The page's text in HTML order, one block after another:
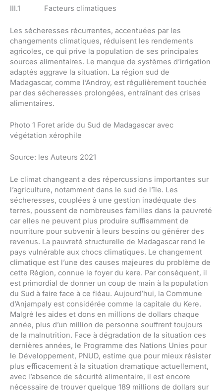
III.1 Facteurs climatiques
Les sécheresses récurrentes, accentuées par les
changements climatiques, réduisent les rendements
agricoles, ce qui prive la population de ses principales
sources alimentaires. Le manque de systèmes d’irrigation
adaptés aggrave la situation. La région sud de
Madagascar, comme l’Androy, est régulièrement touchée
par des sécheresses prolongées, entraînant des crises
alimentaires.
Photo 1 Foret aride du Sud de Madagascar avec
végétation xérophile
Source: les Auteurs 2021
Le climat changeant a des répercussions importantes sur
l’agriculture, notamment dans le sud de l’île. Les
sécheresses, couplées à une gestion inadéquate des
terres, poussent de nombreuses familles dans la pauvreté
car elles ne peuvent plus produire suffisamment de
nourriture pour subvenir à leurs besoins ou générer des
revenus. La pauvreté structurelle de Madagascar rend le
pays vulnérable aux chocs climatiques. Le changement
climatique est l’une des causes majeures du problème de
cette Région, connue le foyer du kere. Par conséquent, il
est primordial de donner un coup de main à la population
du Sud à faire face à ce fléau. Aujourd’hui, la Commune
d’Anjampaly est considérée comme la capitale du Kere.
Malgré les aides et dons en millions de dollars chaque
année, plus d’un million de personne souffrent toujours
de la malnutrition. Face à dégradation de la situation ces
dernières années, le Programme des Nations Unies pour
le Développement, PNUD, estime que pour mieux résister
plus efficacement à la situation dramatique actuellement,
avec l’absence de sécurité alimentaire, il est encore
nécessaire de trouver quelque 189 millions de dollars sur